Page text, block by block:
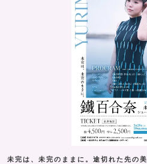
未完は、未完のままに。途切れた先の美